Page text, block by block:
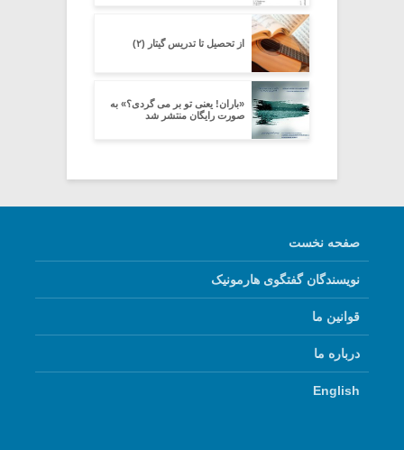
از تحصیل تا تدریس گیتار (۲)
«باران! یعنی تو بر می گردی؟» به
صورت رایگان منتشر شد
صفحه نخست
نویسندگان گفتگوی هارمونیک
قوانین ما
درباره ما
English